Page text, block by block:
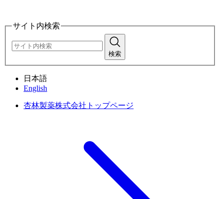
サイト内検索
検索
日本語
English
杏林製薬株式会社トップページ